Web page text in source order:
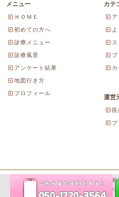
メニュー
ＨＯＭＥ
初めての方へ
診療メニュー
診療風景
アンケート結果
地図行き方
プロフィール
カテ
運営
Copyright© 2026 にしやま由美東京
Powered by